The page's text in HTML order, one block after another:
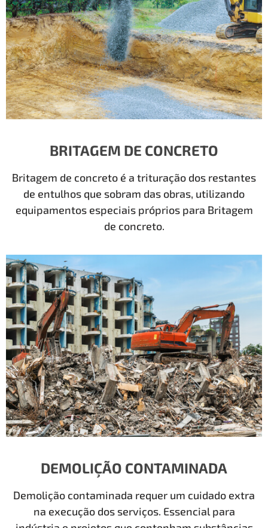
BRITAGEM DE CONCRETO
Britagem de concreto é a trituração dos restantes
de entulhos que sobram das obras, utilizando
equipamentos especiais próprios para Britagem
de concreto.
DEMOLIÇÃO CONTAMINADA
Demolição contaminada requer um cuidado extra
na execução dos serviços. Essencial para